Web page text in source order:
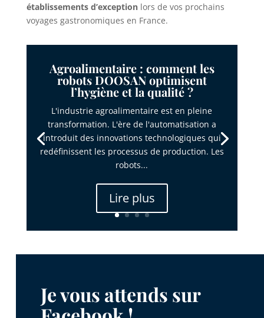
établissements d’exceptionlors de vos prochains
voyages gastronomiques en France.
Agroalimentaire : comment les
robots DOOSAN optimisent
l’hygiène et la qualité ?
L'industrie agroalimentaire est en pleine
transformation. L'ère de l'automatisation a
introduit des innovations technologiques qui
redéfinissent les processus de production. Les
robots...
Lire plus
Je vous attends sur